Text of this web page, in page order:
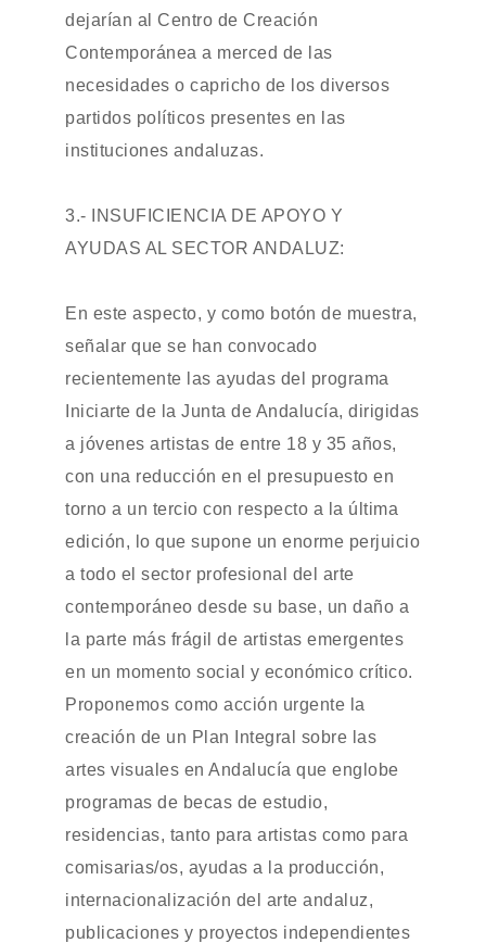
dejarían al Centro de Creación
Contemporánea a merced de las
necesidades o capricho de los diversos
partidos políticos presentes en las
instituciones andaluzas.
3.- INSUFICIENCIA DE APOYO Y
AYUDAS AL SECTOR ANDALUZ:
En este aspecto, y como botón de muestra,
señalar que se han convocado
recientemente las ayudas del programa
Iniciarte de la Junta de Andalucía, dirigidas
a jóvenes artistas de entre 18 y 35 años,
con una reducción en el presupuesto en
torno a un tercio con respecto a la última
edición, lo que supone un enorme perjuicio
a todo el sector profesional del arte
contemporáneo desde su base, un daño a
la parte más frágil de artistas emergentes
en un momento social y económico crítico.
Proponemos como acción urgente la
creación de un Plan Integral sobre las
artes visuales en Andalucía que englobe
programas de becas de estudio,
residencias, tanto para artistas como para
comisarias/os, ayudas a la producción,
internacionalización del arte andaluz,
publicaciones y proyectos independientes